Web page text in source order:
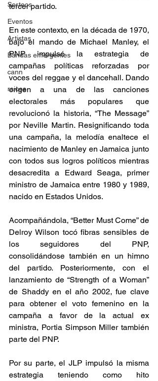
Sorteos
Eventos
Artistas
Bandas emergentes
cann
raices
tercer partido.
En este contexto, en la década de 1970,
bajo el mando de Michael Manley, el
PNP impulsó la estrategia de
campañas políticas reforzadas por
voces del reggae y el dancehall. Dando
origen a una de las canciones
electorales más populares que
revolucionó la historia, “The Message”
por Neville Martin. Resignificando toda
una campaña, la melodía enaltece el
nacimiento de Manley en Jamaica junto
con todos sus logros políticos mientras
desacredita a Edward Seaga, primer
ministro de Jamaica entre 1980 y 1989,
nacido en Estados Unidos.
Acompañándola, “Better Must Come” de
Delroy Wilson tocó fibras sensibles de
los seguidores del PNP,
consolidándose también en un himno
del partido. Posteriormente, con el
lanzamiento de “Strength of a Woman”
de Shaddy en el año 2002, fue clave
para obtener el voto femenino en la
campaña a favor de la actual ex
ministra, Portia Simpson Miller también
parte del PNP.
Por su parte, el JLP impulsó la misma
estrategia teniendo como hito